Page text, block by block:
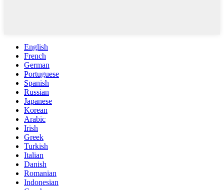
English
French
German
Portuguese
Spanish
Russian
Japanese
Korean
Arabic
Irish
Greek
Turkish
Italian
Danish
Romanian
Indonesian